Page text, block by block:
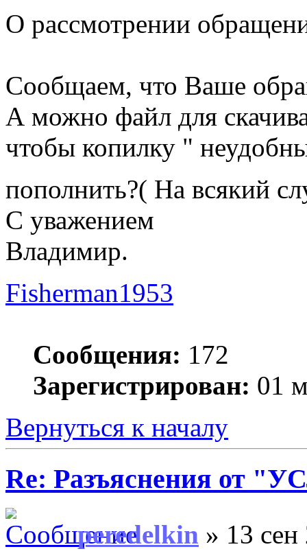
О рассмотрении
Сообщаем, что Ваше
А можно файл для
чтобы копилку "
пополнить?( На всякий
С уважением
Владимир.
Fisherman1953
Сообщения: 172
Зарегистрирован: 01
Вернуться к началу
Re: Разъяснения от
peredelkin » 13